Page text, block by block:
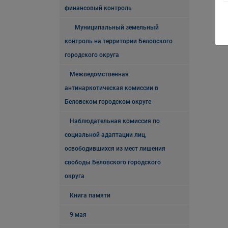
финансовый контроль
Муниципальный земельный
контроль на территории Беловского
городского округа
Межведомственная
антинаркотическая комиссии в
Беловском городском округе
Наблюдательная комиссия по
социальной адаптации лиц,
освободившихся из мест лишения
свободы Беловского городского
округа
Книга памяти
9 мая